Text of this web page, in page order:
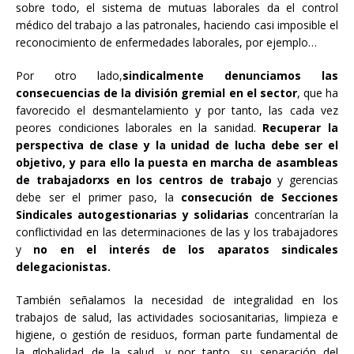
sobre todo, el sistema de mutuas laborales da el control
médico del trabajo a las patronales, haciendo casi imposible el
reconocimiento de enfermedades laborales, por ejemplo…
Por otro lado,sindicalmente denunciamos las
consecuencias de la división gremial en el sector, que ha
favorecido el desmantelamiento y por tanto, las cada vez
peores condiciones laborales en la sanidad. Recuperar la
perspectiva de clase y la unidad de lucha debe ser el
objetivo, y para ello la puesta en marcha de asambleas
de trabajadorxs en los centros de trabajo y gerencias
debe ser el primer paso, la consecución de Secciones
Sindicales autogestionarias y solidarias concentrarían la
conflictividad en las determinaciones de las y los trabajadores
y no en el interés de los aparatos sindicales
delegacionistas.
También señalamos la necesidad de integralidad en los
trabajos de salud, las actividades sociosanitarias, limpieza e
higiene, o gestión de residuos, forman parte fundamental de